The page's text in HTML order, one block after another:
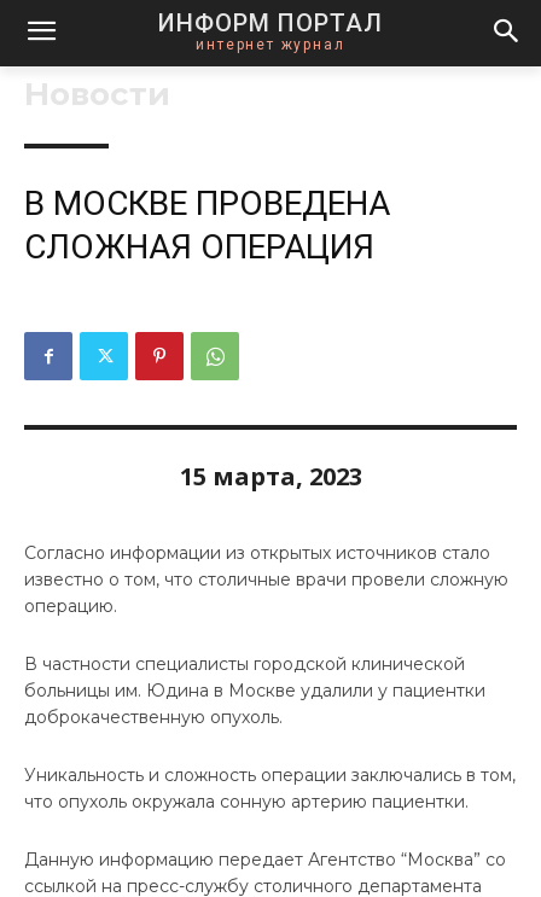
ИНФОРМ ПОРТАЛ
интернет журнал
Новости
В МОСКВЕ ПРОВЕДЕНА
СЛОЖНАЯ ОПЕРАЦИЯ
15 марта, 2023
Согласно информации из открытых источников стало
известно о том, что столичные врачи провели сложную
операцию.
В частности специалисты городской клинической
больницы им. Юдина в Москве удалили у пациентки
доброкачественную опухоль.
Уникальность и сложность операции заключались в том,
что опухоль окружала сонную артерию пациентки.
Данную информацию передает Агентство “Москва” со
ссылкой на пресс-службу столичного департамента